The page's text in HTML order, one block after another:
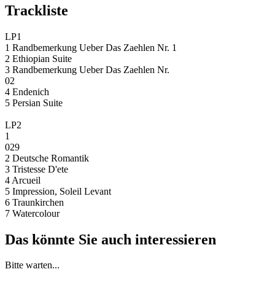
Trackliste
LP1
1 Randbemerkung Ueber Das Zaehlen Nr. 1
2 Ethiopian Suite
3 Randbemerkung Ueber Das Zaehlen Nr.
02
4 Endenich
5 Persian Suite
LP2
1
029
2 Deutsche Romantik
3 Tristesse D'ete
4 Arcueil
5 Impression, Soleil Levant
6 Traunkirchen
7 Watercolour
Das könnte Sie auch interessieren
Bitte warten...